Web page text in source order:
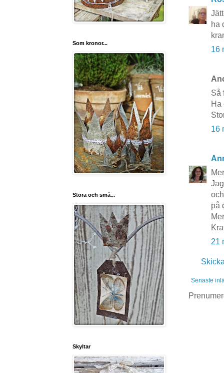
ha
16
Så
Ha
16
på
21
Senaste
Som kronor...
Stora och små...
Skyltar